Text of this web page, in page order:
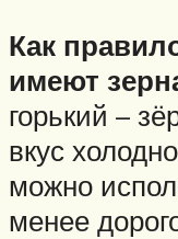
Как
имеют
горький –
вкус
можно
менее